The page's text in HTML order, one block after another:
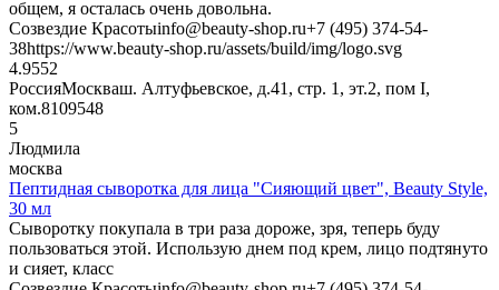
общем, я осталась очень довольна.
Созвездие Красотыinfo@beauty-shop.ru+7 (495) 374-54-
38https://www.beauty-shop.ru/assets/build/img/logo.svg
4.9552
РоссияМоскваш. Алтуфьевское, д.41, стр. 1, эт.2, пом I,
ком.8109548
5
Людмила
москва
Пептидная сыворотка для лица "Сияющий цвет", Beauty Style,
30 мл
Сыворотку покупала в три раза дороже, зря, теперь буду
пользоваться этой. Использую днем под крем, лицо подтянуто
и сияет, класс